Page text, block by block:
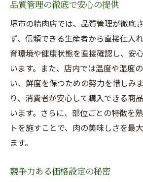
品質管理の徹底で安心の提供
堺市の精肉店では、品質管理が徹底
ず、信頼できる生産者から直接仕入
育環境や健康状態を直接確認し、安
います。また、店内では温度や湿度
い、鮮度を保つための努力を惜しみ
り、消費者が安心して購入できる商
います。さらに、部位ごとの特徴を
トを施すことで、肉の美味しさを最
ます。
競争力ある価格設定の秘密